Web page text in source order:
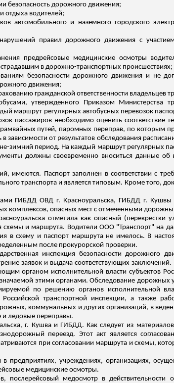
безопасность дорожного движения;
отдыха водителей;
автомобильного и наземного городского
правил дорожногодвижения с
предрейсовые медицинские осмотры
в дорожно-транспортных происшествиях;
безопасности дорожного движения и не
движения;
гражданской ответственности владельцев
утвержденного Приказом Министерства
маршрут регулярных автобусных перевозок
пассажиров необходимо оценить соответствие
путей, паромных переправ, по которым
от результатов обследования
зимний период. На каждый маршрут регулярных
должны своевременно вноситься данные
имеются. Паспорт заполнен в соответствии с
транспорта и является типовым. Кроме того,
ГИБДД ОВД г. Красноуральска, ГИБДД г.
комплексов, опасных мест с отмеченными
отметила как опасный (перекрестки
схемы и маршрута. Водители ООО"Транспорт" на
в схему и паспорт маршрута не имелось. В
после прокурорской проверки.
инспекция безопасности дорожного
заявок и выдача соответствующих
органом исполнительной власти субъектов
этими органами.Обследование дорожных
по решению органов исполнительной
транспортной инспекции, а также
коммунальных и других организаций, в
ледовые переправы.
г. Кушва и ГИБДД. Как следует из
переезд. Этот акт является
при согласовании маршрута и схемы,
предприятиях, учреждениях, организациях,
медицинские осмотры.
послерейсовый медосмотр в действительности